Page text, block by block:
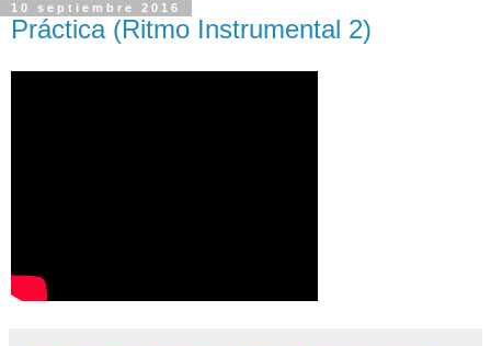
10 septiembre 2016
Práctica (Ritmo Instrumental 2)